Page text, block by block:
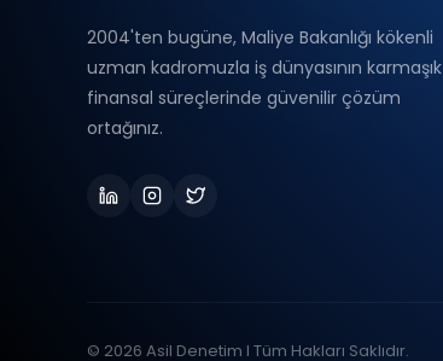
2004'ten bugüne, Maliye Bakanlığı kökenli
uzman kadromuzla iş dünyasının karmaşık
finansal süreçlerinde güvenilir çözüm
ortağınız.
© 2026 Asil Denetim I Tüm Hakları Saklıdır.